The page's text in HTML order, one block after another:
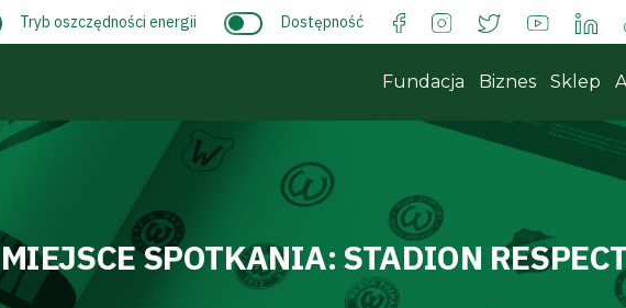
Tryb oszczędności energii Dostępność
Fundacja Biznes Sklep
MIEJSCE SPOTKANIA: STADION